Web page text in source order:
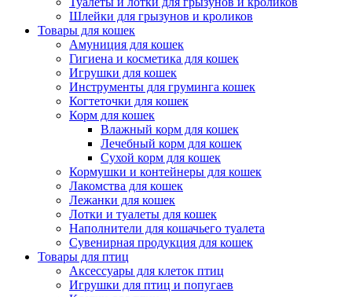
Шлейки для грызунов и кроликов
Товары для кошек
Амуниция для кошек
Гигиена и косметика для кошек
Игрушки для кошек
Инструменты для груминга кошек
Когтеточки для кошек
Корм для кошек
Влажный корм для кошек
Лечебный корм для кошек
Сухой корм для кошек
Кормушки и контейнеры для кошек
Лакомства для кошек
Лежанки для кошек
Лотки и туалеты для кошек
Наполнители для кошачьего туалета
Сувенирная продукция для кошек
Товары для птиц
Аксессуары для клеток птиц
Игрушки для птиц и попугаев